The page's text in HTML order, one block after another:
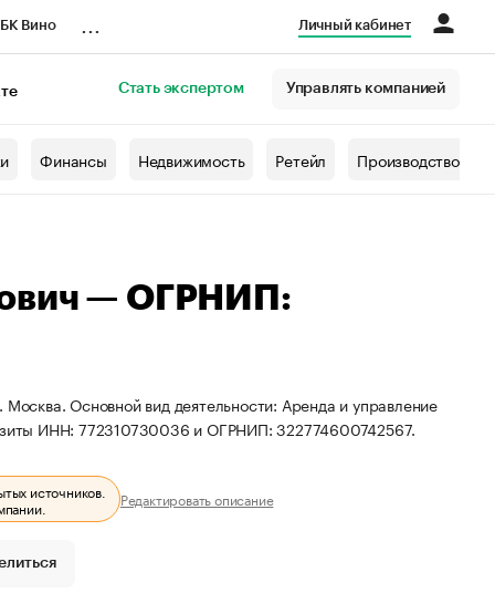
Вино Личный кабинет
Стать экспертом Управлять компанией
Финансы Недвижимость Ретейл Производство
— ОГРНИП:
Основной вид деятельности: Аренда и управление
ИНН: 772310730036 и ОГРНИП: 322774600742567.
источников.
Редактировать описание